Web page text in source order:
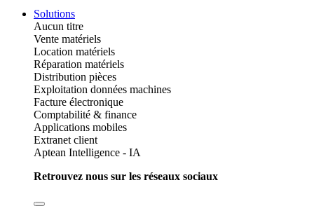
Solutions
Aucun titre
Vente matériels
Location matériels
Réparation matériels
Distribution pièces
Exploitation données machines
Facture électronique
Comptabilité & finance
Applications mobiles
Extranet client
Aptean Intelligence - IA
Retrouvez nous sur les réseaux sociaux